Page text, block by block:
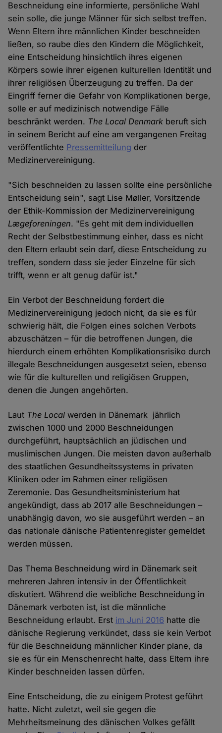
Beschneidung eine informierte, persönliche Wahl
sein solle, die junge Männer für sich selbst treffen.
Wenn Eltern ihre männlichen Kinder beschneiden
ließen, so raube dies den Kindern die Möglichkeit,
eine Entscheidung hinsichtlich ihres eigenen
Körpers sowie ihrer eigenen kulturellen Identität und
ihrer religiösen Überzeugung zu treffen. Da der
Eingriff ferner die Gefahr von Komplikationen berge,
solle er auf medizinisch notwendige Fälle
beschränkt werden. The Local Denmark beruft sich
in seinem Bericht auf eine am vergangenen Freitag
veröffentlichte Pressemitteilung der
Medizinervereinigung.
"Sich beschneiden zu lassen sollte eine persönliche
Entscheidung sein", sagt Lise Møller, Vorsitzende
der Ethik-Kommission der Medizinervereinigung
Lægeforeningen. "Es geht mit dem individuellen
Recht der Selbstbestimmung einher, dass es nicht
den Eltern erlaubt sein darf, diese Entscheidung zu
treffen, sondern dass sie jeder Einzelne für sich
trifft, wenn er alt genug dafür ist."
Ein Verbot der Beschneidung fordert die
Medizinervereinigung jedoch nicht, da sie es für
schwierig hält, die Folgen eines solchen Verbots
abzuschätzen – für die betroffenen Jungen, die
hierdurch einem erhöhten Komplikationsrisiko durch
illegale Beschneidungen ausgesetzt seien, ebenso
wie für die kulturellen und religiösen Gruppen,
denen die Jungen angehörten.
Laut The Localwerden in Dänemark jährlich
zwischen 1000 und 2000 Beschneidungen
durchgeführt, hauptsächlich an jüdischen und
muslimischen Jungen. Die meisten davon außerhalb
des staatlichen Gesundheitssystems in privaten
Kliniken oder im Rahmen einer religiösen
Zeremonie. Das Gesundheitsministerium hat
angekündigt, dass ab 2017 alle Beschneidungen –
unabhängig davon, wo sie ausgeführt werden – an
das nationale dänische Patientenregister gemeldet
werden müssen.
Das Thema Beschneidung wird in Dänemark seit
mehreren Jahren intensiv in der Öffentlichkeit
diskutiert. Während die weibliche Beschneidung in
Dänemark verboten ist, ist die männliche
Beschneidung erlaubt. Erst im Juni 2016 hatte die
dänische Regierung verkündet, dass sie kein Verbot
für die Beschneidung männlicher Kinder plane, da
sie es für ein Menschenrecht halte, dass Eltern ihre
Kinder beschneiden lassen dürfen.
Eine Entscheidung, die zu einigem Protest geführt
hatte. Nicht zuletzt, weil sie gegen die
Mehrheitsmeinung des dänischen Volkes gefällt